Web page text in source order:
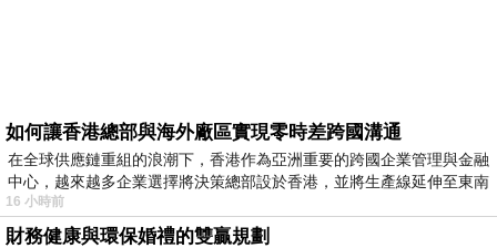
如何讓香港總部與海外廠區實現零時差跨國溝通
在全球供應鏈重組的浪潮下，香港作為亞洲重要的跨國企業管理與金融
中心，越來越多企業選擇將決策總部設於香港，並將生產線延伸至東南
16 小時前
財務健康與環保婚禮的雙贏規劃